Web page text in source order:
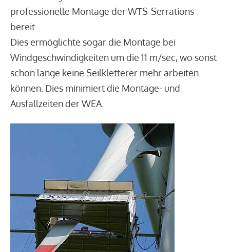
professionelle Montage der WTS-Serrations
bereit.
Dies ermöglichte sogar die Montage bei
Windgeschwindigkeiten um die 11 m/sec, wo sonst
schon lange keine Seilkletterer mehr arbeiten
können. Dies minimiert die Montage- und
Ausfallzeiten der WEA.